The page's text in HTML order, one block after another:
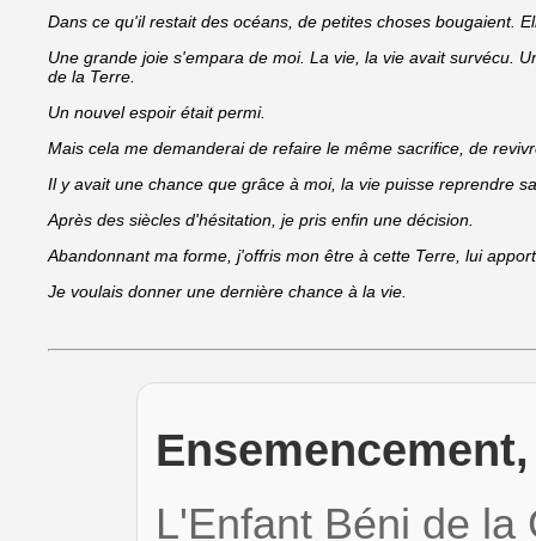
Dans ce qu'il restait des océans, de petites choses bougaient.
Une grande joie s'empara de moi. La vie, la vie avait survécu.
de la Terre.
Un nouvel espoir était permi.
Mais cela me demanderai de refaire le même sacrifice, de
Il y avait une chance que grâce à moi, la vie puisse reprendre
Après des siècles d'hésitation, je pris enfin une décision.
Abandonnant ma forme, j'offris mon être à cette Terre, lui
Je voulais donner une dernière chance à la vie.
L'Enfant Béni de la